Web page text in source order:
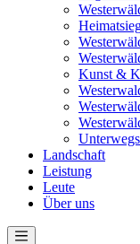
Kunst &
Landschaft
Leistung
Leute
Über uns